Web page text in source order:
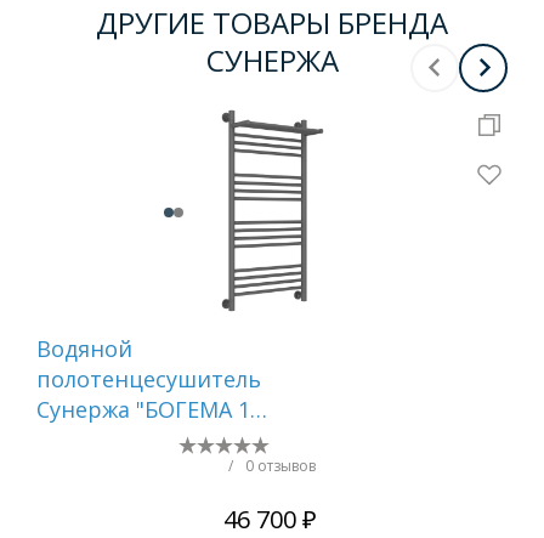
ДРУГИЕ ТОВАРЫ БРЕНДА
СУНЕРЖА
Водяной
полотенцесушитель
Сунержа "БОГЕМА 1П
+" 1000х500 (Графит)
/ 0 отзывов
46 700 ₽